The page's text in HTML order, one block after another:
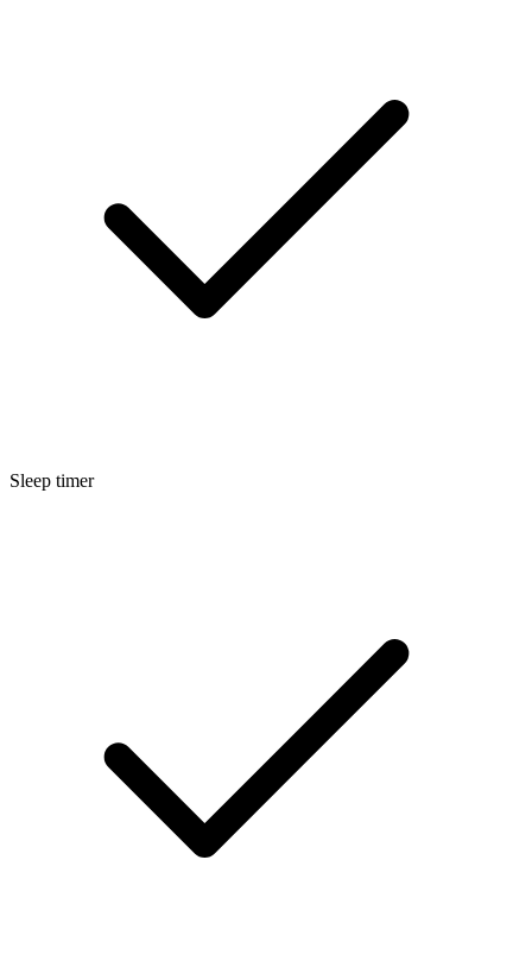
Sleep timer